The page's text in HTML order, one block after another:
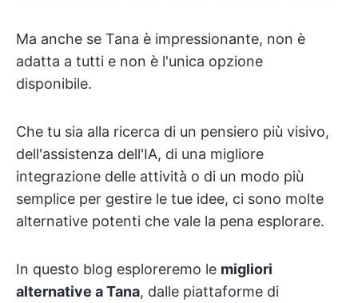
Ma anche se Tana è impressionante, non è
adatta a tutti e non è l'unica opzione
disponibile.
Che tu sia alla ricerca di un pensiero più visivo,
dell'assistenza dell'IA, di una migliore
integrazione delle attività o di un modo più
semplice per gestire le tue idee, ci sono molte
alternative potenti che vale la pena esplorare.
In questo blog esploreremo le migliori
alternative a Tana, dalle piattaforme di